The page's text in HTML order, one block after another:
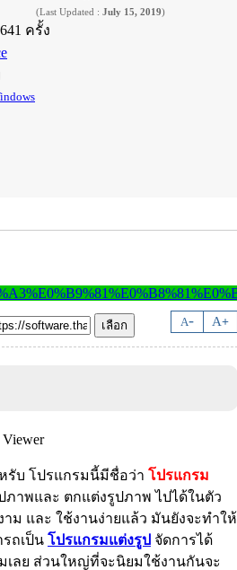
(Last Updated : July 15, 2019)
ครั้ง
A- A+
รับ โปรแกรมนี้มีชื่อว่า โปรแกรม
ภาพและ ตกแต่งรูปภาพ ไปได้ในตัว
ม และ ใช้งานง่ายแล้ว มันยังจะทำให้
ถเป็น โปรแกรมแต่งรูป จัดการได้
เลย ส่วนใหญ่ที่จะนิยมใช้งานกันจะ